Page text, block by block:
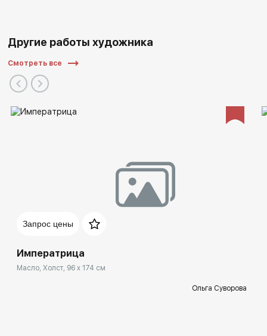
Другие работы художника
Смотреть все
Запрос цены
Императрица
Масло, Холст, 96 x 174 см
Ольга Суворова